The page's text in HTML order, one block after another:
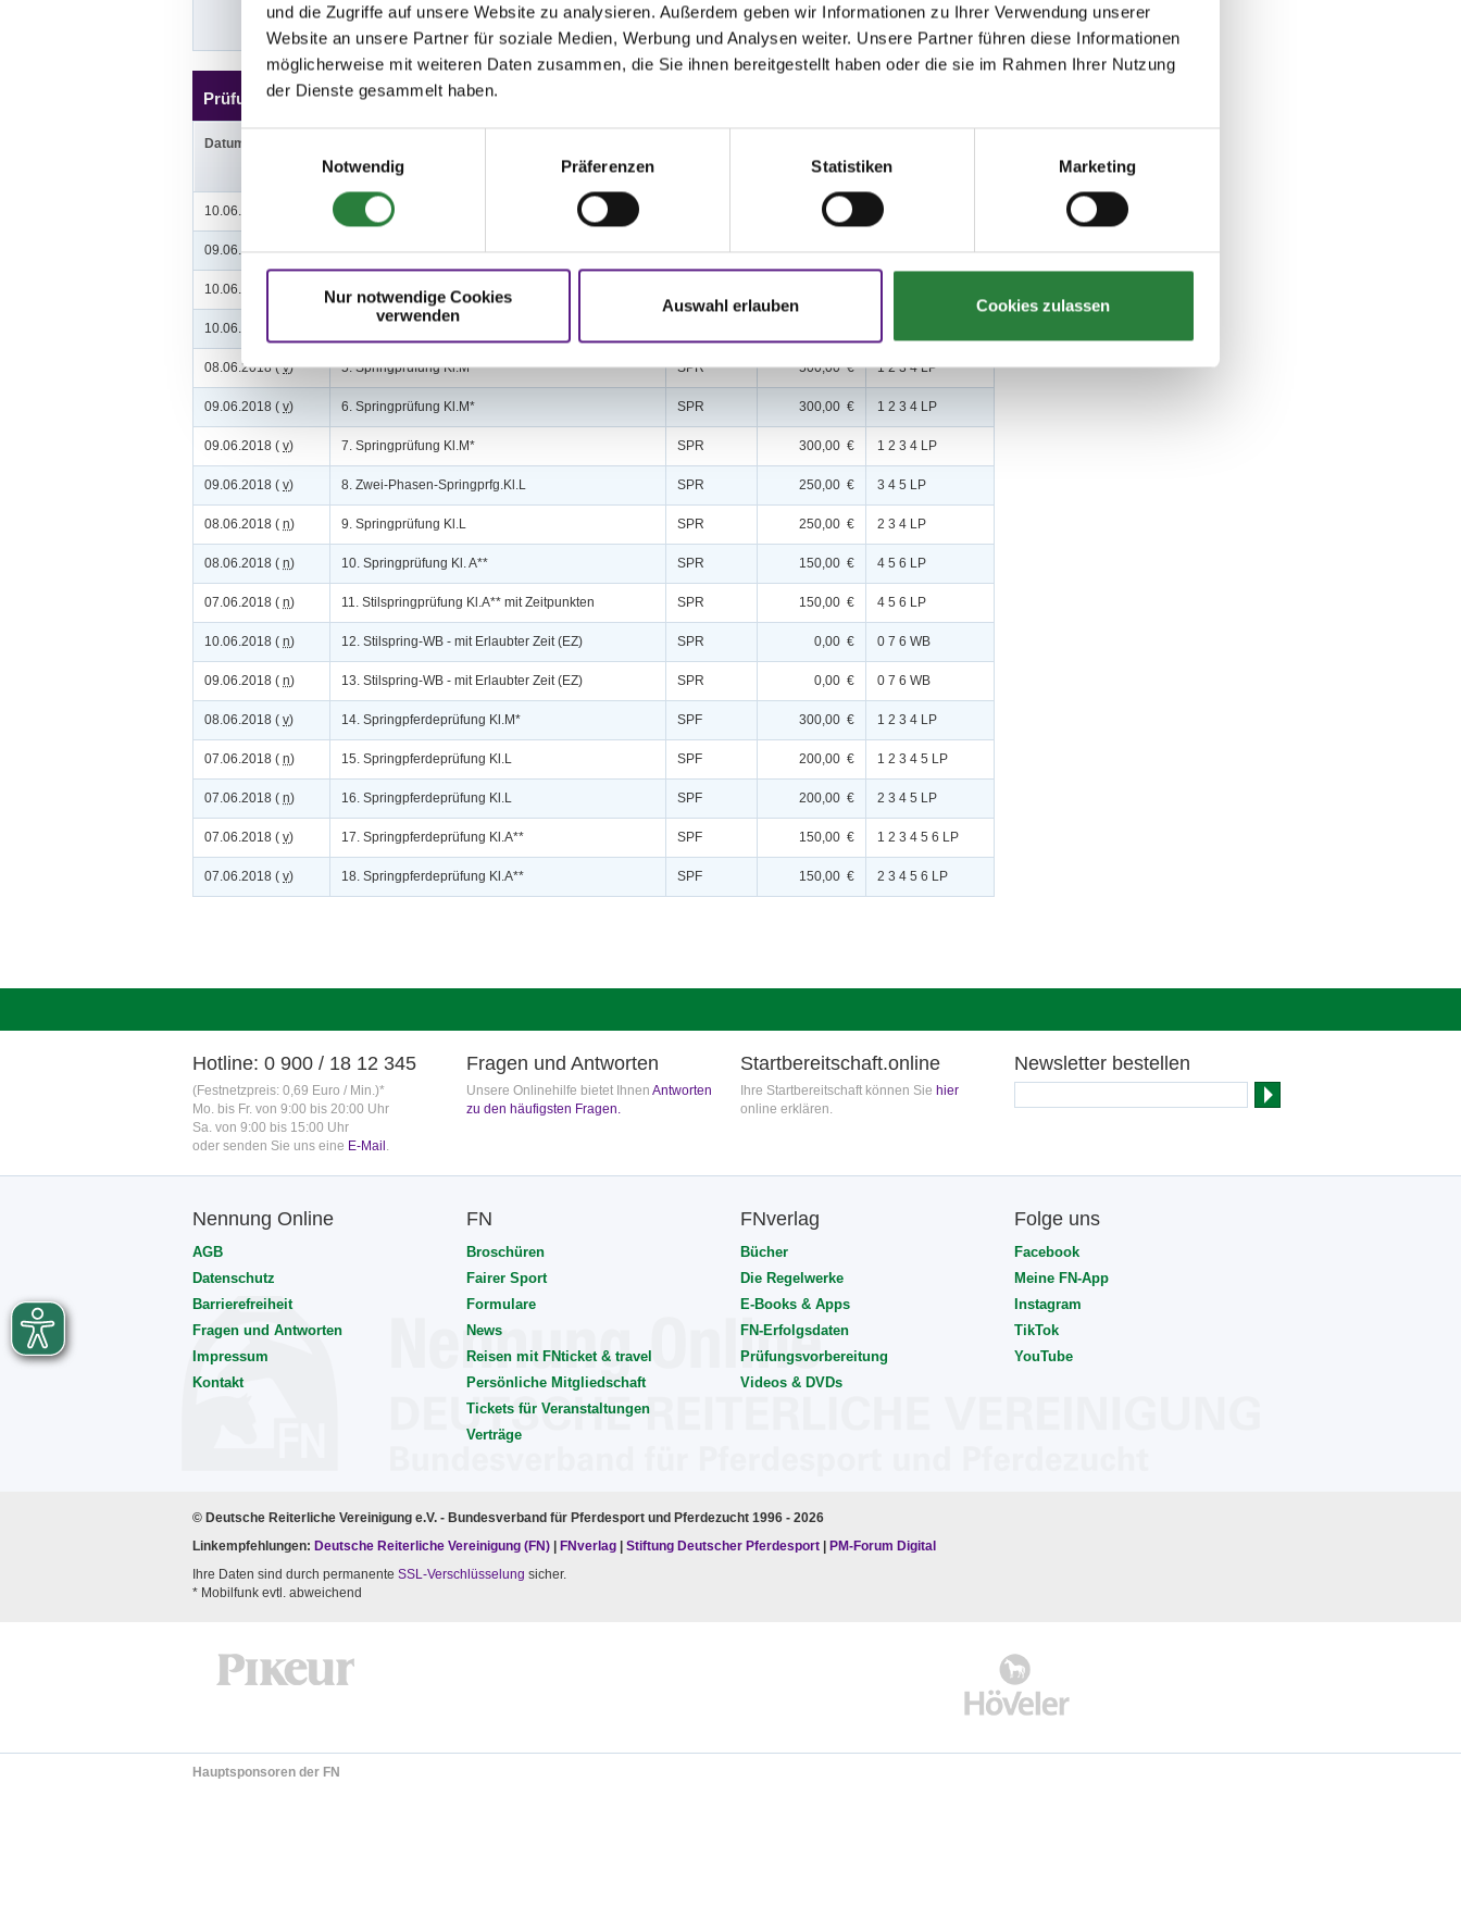
und die Zugriffe auf unsere Website zu analysieren. Außerdem geben wir Informationen zu Ihrer Verwendung unserer
Website an unsere Partner für soziale Medien, Werbung und Analysen weiter. Unsere Partner führen diese Informationen
möglicherweise mit weiteren Daten zusammen, die Sie ihnen bereitgestellt haben oder die sie im Rahmen Ihrer Nutzung
der Dienste gesammelt haben.
Einwilligungsauswahl
Notwendig
Präferenzen Statistiken Marketing
Nur notwendige Cookies
verwenden
Auswahl erlauben Cookies zulassen
Prüfungen
Datum
10.06.2018 ( 1. Springprfg.Kl.S m.St.* 2.000,00 € 1 2 3 LP
09.06.2018 (n) 2. Springprüfung Kl.S* SPR 1.500,00 € 1 2 3 LP
10.06.2018 ( 3. Zwei-Phasen-Springprfg.Kl.M**
10.06.2018 (
08.06.2018 (v) 5. Springprüfung Kl.M** SPR 500,00 € 1 2 3 4 LP
09.06.2018 ( v) 6. Springprüfung Kl.M* SPR 300,00 € 1 2 3 4 LP
09.06.2018 ( v) 7. Springprüfung Kl.M* SPR 300,00 € 1 2 3 4 LP
09.06.2018 ( v) 8. Zwei-Phasen-Springprfg.Kl.L SPR 250,00 € 3 4 5 LP
08.06.2018 ( n) 9. Springprüfung Kl.L SPR 250,00 € 2 3 4 LP
08.06.2018 ( n) 10. Springprüfung Kl. A** SPR 150,00 € 4 5 6 LP
07.06.2018 ( n) 11. Stilspringprüfung Kl.A** mit Zeitpunkten SPR 150,00 € 4 5 6 LP
10.06.2018 ( n) 12. Stilspring-WB - mit Erlaubter Zeit (EZ) SPR 0,00 € 0 7 6 WB
09.06.2018 ( n) 13. Stilspring-WB - mit Erlaubter Zeit (EZ) SPR 0,00 € 0 7 6 WB
08.06.2018 ( v) 14. Springpferdeprüfung Kl.M* SPF 300,00 € 1 2 3 4 LP
07.06.2018 ( n) 15. Springpferdeprüfung Kl.L SPF 200,00 € 1 2 3 4 5 LP
07.06.2018 ( n) 16. Springpferdeprüfung Kl.L SPF 200,00 € 2 3 4 5 LP
07.06.2018 ( v) 17. Springpferdeprüfung Kl.A** SPF 150,00 € 1 2 3 4 5 6 LP
07.06.2018 ( v) 18. Springpferdeprüfung Kl.A** SPF 150,00 € 2 3 4 5 6 LP
Hotline: 0 900 / 18 12 345
(Festnetzpreis: 0,69 Euro / Min.)*
Mo. bis Fr. von 9:00 bis 20:00 Uhr
Sa. von 9:00 bis 15:00 Uhr
oder senden Sie uns eine E-Mail .
Fragen und Antworten
Unsere Onlinehilfe bietet Ihnen Antworten
zu den häufigsten Fragen.
Startbereitschaft.online
Ihre Startbereitschaft können Sie hier
online erklären.
Newsletter bestellen
Nennung Online
AGB
Datenschutz
Barrierefreiheit
Fragen und Antworten
Impressum
Kontakt
FN
Broschüren
Fairer Sport
Formulare
News
Reisen mit FNticket & travel
Persönliche Mitgliedschaft
Tickets für Veranstaltungen
Verträge
FNverlag
Bücher
Die Regelwerke
E-Books & Apps
FN-Erfolgsdaten
Prüfungsvorbereitung
Videos & DVDs
Folge uns
Facebook
Meine FN-App
Instagram
TikTok
YouTube
© Deutsche Reiterliche Vereinigung e.V. - Bundesverband für Pferdesport und Pferdezucht 1996 - 2026
Linkempfehlungen: Deutsche Reiterliche Vereinigung (FN) FNverlag Stiftung Deutscher Pferdesport
PM-Forum Digital
Ihre Daten sind durch permanente SSL-Verschlüsselung sicher.
* Mobilfunk evtl. abweichend
Hauptsponsoren der FN